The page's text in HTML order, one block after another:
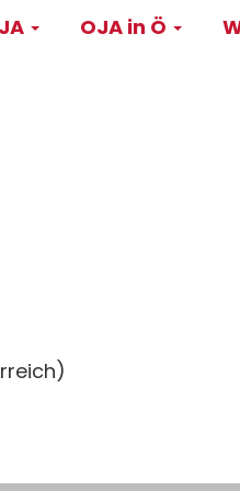
OJA in Ö